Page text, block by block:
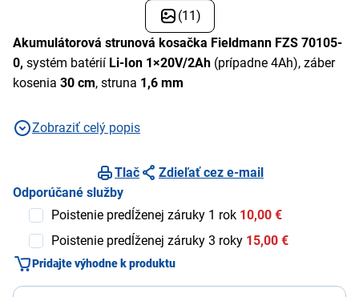
(11)
Akumulátorová strunová kosačka Fieldmann FZS 70105-
0, systém batérií Li-Ion 1×20V/2Ah (prípadne 4Ah), záber
kosenia 30 cm, struna 1,6 mm
Zobraziť celý popis
Tlač
Zdieľať cez e-mail
Odporúčané služby
Poistenie predĺženej záruky 1 rok 10,00 €
Poistenie predĺženej záruky 3 roky 15,00 €
Pridajte výhodne k produktu